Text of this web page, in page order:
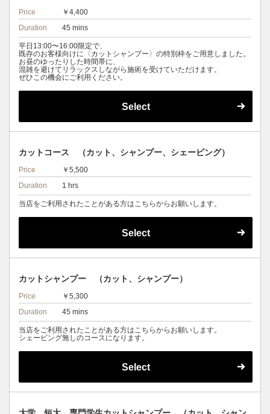
Price
￥4,400
Duration
45 mins
平日13:00〜16:00限定で、
既存のお客様向けに〈カットシャンプー〉の特別枠をご用意しました。
お昼のゆったりした時間帯に、
混雑を避けてリラックスしながら施術を受けていただけます。
ぜひこの機会にご利用ください。
Select
カットコース （カット、シャンプー、シェービング）
Price
￥5,500
Duration
1 hrs
当店をご利用されたことがある方はこちらからお願いします。
Select
カットシャンプー （カット、シャンプー）
Price
￥5,300
Duration
45 mins
当店をご利用されたことがある方はこちらからお願いします。
シェービング無しのコースになります。
Select